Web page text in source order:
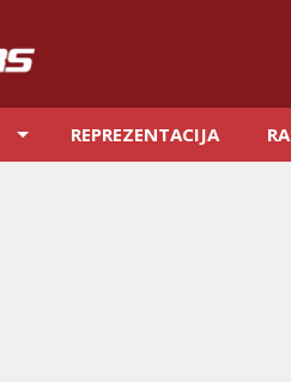
REPREZENTACIJA